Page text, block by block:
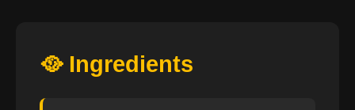
🥘 Ingredients